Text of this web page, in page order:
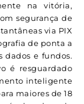
na vitória,
segurança de
via PIX
de ponta a
dados e fundos.
é resguardado
inteligente
maiores de 18